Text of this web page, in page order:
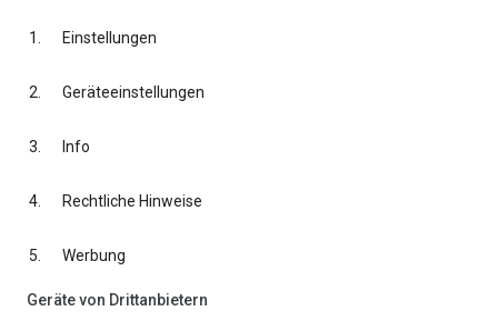
Einstellungen
Geräteeinstellungen
Info
Rechtliche Hinweise
Werbung
Geräte von Drittanbietern